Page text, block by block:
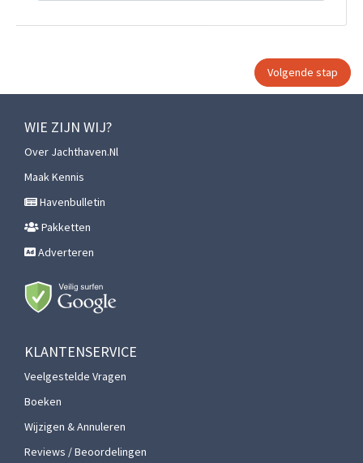
WIE ZIJN WIJ?
Over Jachthaven.nl
Maak Kennis
Havenbulletin
Pakketten
Adverteren
KLANTENSERVICE
Veelgestelde Vragen
Boeken
Wijzigen & Annuleren
Reviews / Beoordelingen